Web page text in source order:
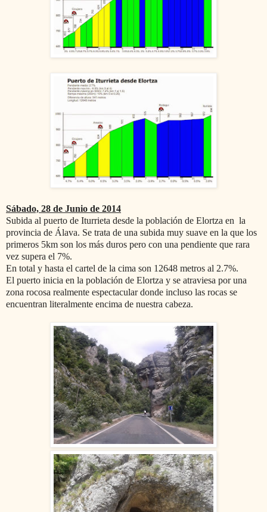
Sábado, 28 de Junio de 2014
Subida al puerto de Iturrieta desde la población de Elortza en la
provincia de Álava. Se trata de una subida muy suave en la que los
primeros 5km son los más duros pero con una pendiente que rara
vez supera el 7%.
En total y hasta el cartel de la cima son 12648 metros al 2.7%.
El puerto inicia en la población de Elortza y se atraviesa por una
zona rocosa realmente espectacular donde incluso las rocas se
encuentran literalmente encima de nuestra cabeza.